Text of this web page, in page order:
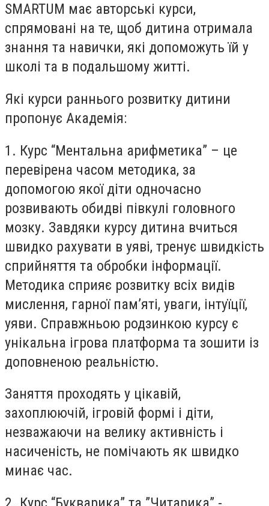
SMARTUM має авторські курси,
спрямовані на те, щоб дитина отримала
знання та навички, які допоможуть їй у
школі та в подальшому житті.
Які курси раннього розвитку дитини
пропонує Академія:
1. Курс “Ментальна арифметика” – це
перевірена часом методика, за
допомогою якої діти одночасно
розвивають обидві півкулі головного
мозку. Завдяки курсу дитина вчиться
швидко рахувати в уяві, тренує швидкість
сприйняття та обробки інформації.
Методика сприяє розвитку всіх видів
мислення, гарної пам’яті, уваги, інтуїції,
уяви. Справжньою родзинкою курсу є
унікальна ігрова платформа та зошити із
доповненою реальністю.
Заняття проходять у цікавій,
захоплюючій, ігровій формі і діти,
незважаючи на велику активність і
насиченість, не помічають як швидко
минає час.